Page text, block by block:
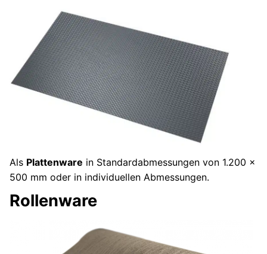
Als Plattenware in Standardabmessungen von 1.200 x
500 mm oder in individuellen Abmessungen.
Rollenware